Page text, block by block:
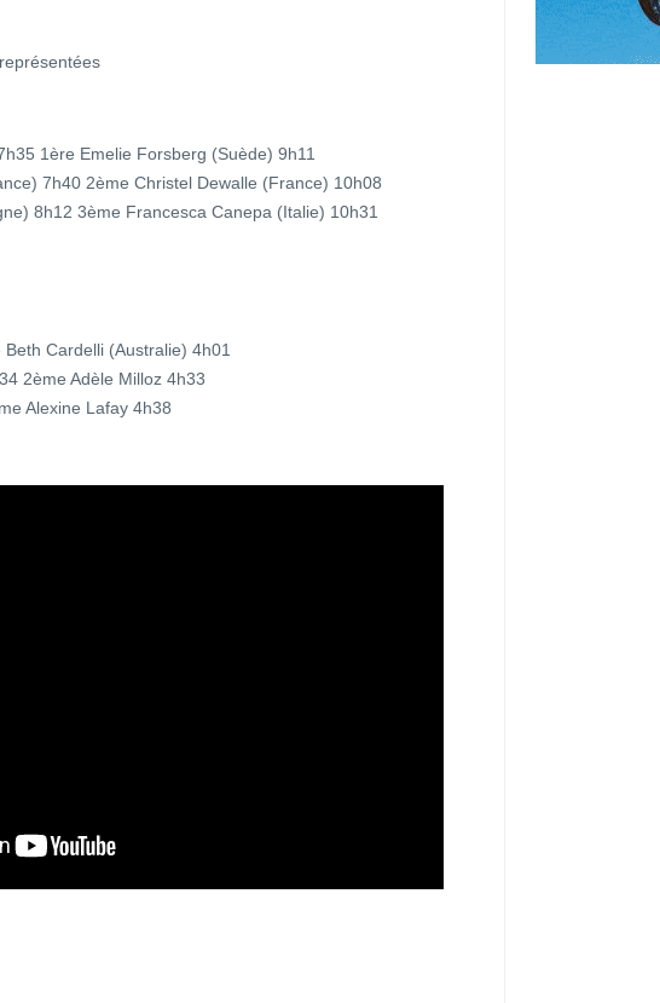
1ère Emelie Forsberg (Suède) 9h11
7h40 2ème Christel Dewalle (France) 10h08
8h12 3ème Francesca Canepa (Italie) 10h31
Cardelli (Australie) 4h01
2ème Adèle Milloz 4h33
Alexine Lafay 4h38